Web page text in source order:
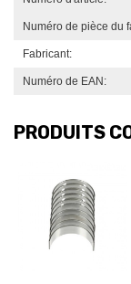
Numéro de pièce du
Fabricant:
Numéro de EAN:
PRODUITS